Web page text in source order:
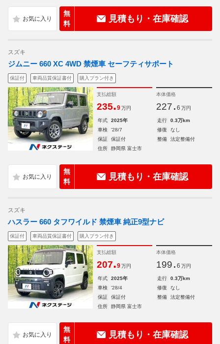
無
料
見積もり・在庫確認
スズキ
ジムニー 660 XC 4WD 禁煙車 セーフティサポート
保証付 車両品質保証書付 購入プラン付き
支払総額
235.9 万円
本体価格
227. 6 万円
年式 2025年 走行
0.3万km
車検
'28/7 修復
なし
保証
保証付 整備
法定整備付
住所
静岡県 富士市
無
料
見積もり・在庫確認
スズキ
ハスラー 660 タフワイルド 禁煙車 純正9型ナビ
保証付 車両品質保証書付 購入プラン付き
支払総額
207.9 万円
本体価格
199. 6 万円
年式 2025年 走行
0.3万km
車検
'28/4 修復
なし
保証
保証付 整備
法定整備付
住所
静岡県 富士市
無
料
見積もり・在庫確認